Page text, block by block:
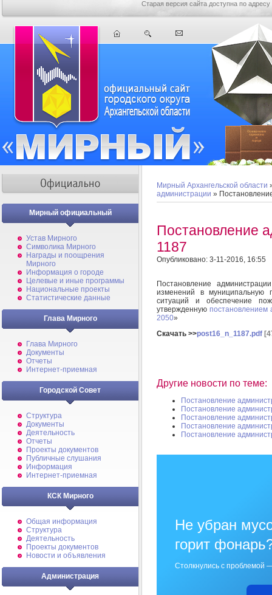
Старая версия сайта доступна по адресу
Мирный официальный
Устав Мирного
Символика Мирного
Награды и поощрения
Мирного
Информация о городе
Целевые и иные программы
Национальные проекты
Статистические данные
Глава Мирного
Глава Мирного
Документы
Отчеты
Интернет-приемная
Городской Совет
Структура
Документы
Деятельность
Отчеты
Проекты документов
Публичные слушания
Информация
Интернет-приемная
КСК Мирного
Общая информация
Структура
Деятельность
Проекты документов
Новости и объявления
Администрация
Мирный Архангельской области
администрации »
Постановление
1187
Опубликовано: 3-11-2016, 16:55
Постановление
изменений в муниципальную
ситуаций и обеспечение
утвержденную
2050»
Скачать >>post16_n_1187.pdf
Другие новости по теме:
Постановление
Постановление
Постановление
Постановление
Постановление
Не убран
горит
Столкнулись с проблемой